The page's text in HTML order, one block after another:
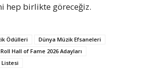
hep birlikte göreceğiz.
Ödülleri
Dünya Müzik Efsaneleri
Hall of Fame 2026 Adayları
Listesi